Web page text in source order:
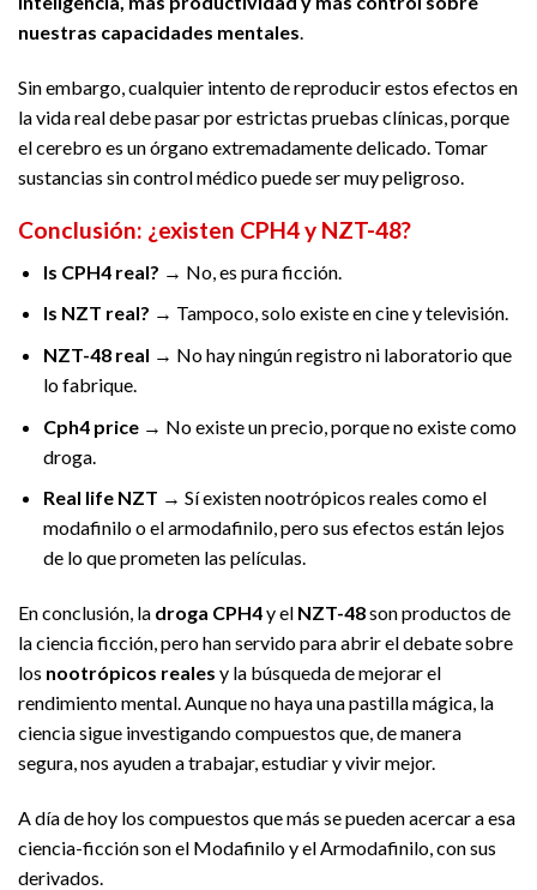
nuestras capacidades mentales
Sin embargo, cualquier intento de reproducir estos efectos en
la vida real debe pasar por estrictas pruebas clínicas, porque
el cerebro es un órgano extremadamente delicado. Tomar
sustancias sin control médico puede ser muy peligroso.
Conclusión: ¿existen CPH4 y NZT-48?
Is CPH4 real? → No, es pura ficción.
Is NZT real? → Tampoco, solo existe en cine y televisión.
NZT-48 real → No hay ningún registro ni laboratorio que
lo fabrique.
Cph4 price→ No existe un precio, porque no existe como
droga.
Real life NZT → Sí existen nootrópicos reales como el
modafinilo o el armodafinilo, pero sus efectos están lejos
de lo que prometen las películas.
En conclusión, la droga CPH4y el NZT-48son productos de
la ciencia ficción, pero han servido para abrir el debate sobre
los nootrópicos reales y la búsqueda de mejorar el
rendimiento mental. Aunque no haya una pastilla mágica, la
ciencia sigue investigando compuestos que, de manera
segura, nos ayuden a trabajar, estudiar y vivir mejor.
A día de hoy los compuestos que más se pueden acercar a esa
ciencia-ficción son el Modafinilo y el Armodafinilo, con sus
derivados.